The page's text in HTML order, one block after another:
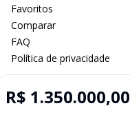
R$ 1.350.000,00
Favoritos
Comparar
FAQ
Política de privacidade